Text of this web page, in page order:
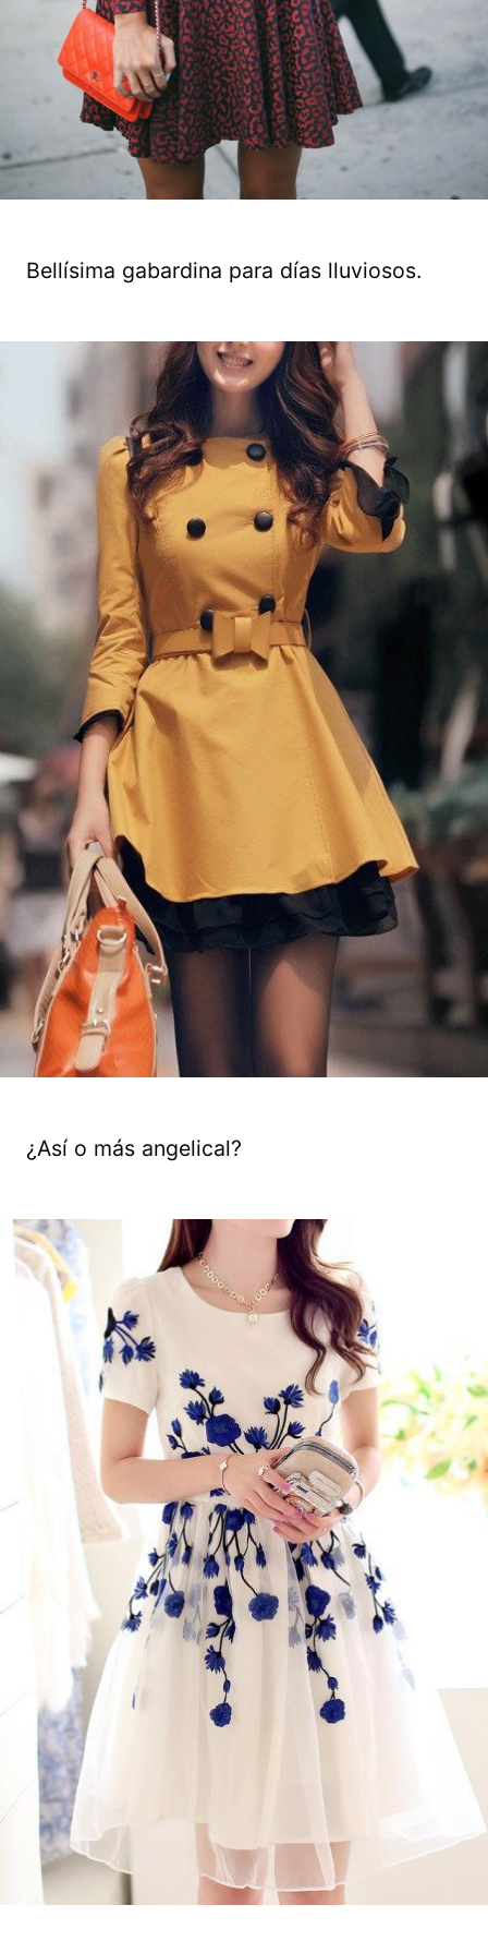
Bellísima gabardina para días lluviosos.
¿Así o más angelical?